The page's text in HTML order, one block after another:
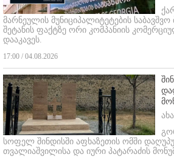
მარნეულის მუნიციპალიტეტების საბავშვო
შეტანის ფაქტზე ორი კომპანიის
დააკავეს.
17:00 / 04.08.2026
სოფელ შინდისში აფხაზეთის ომში
თვალიაშვილისა და იური პატარაძის